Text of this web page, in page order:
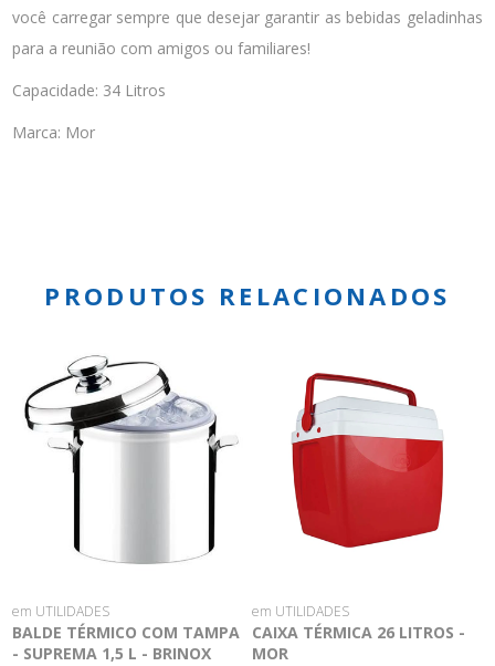
você carregar sempre que desejar garantir as bebidas geladinhas
para a reunião com amigos ou familiares!
Capacidade: 34 Litros
Marca: Mor
PRODUTOS RELACIONADOS
em UTILIDADES
BALDE TÉRMICO COM TAMPA
- SUPREMA 1,5 L - BRINOX
em UTILIDADES
CAIXA TÉRMICA 26 LITROS -
MOR